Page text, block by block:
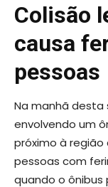
Colisão
causa
pessoas
Na manhã
envolvendo um
próximo à região
pessoas com
quando o